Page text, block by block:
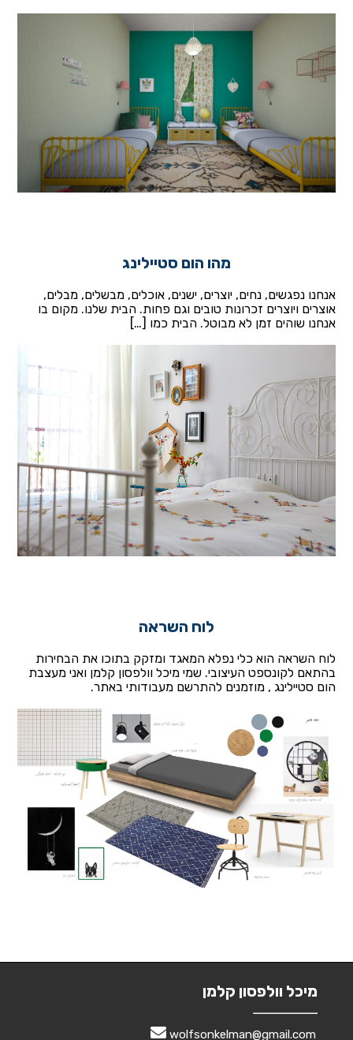
מהו הום סטיילינג
אנחנו נפגשים, נחים, יוצרים, ישנים, אוכלים, מבשלים, מבלים,
אוצרים ויוצרים זכרונות טובים וגם פחות. הבית שלנו. מקום בו
אנחנו שוהים זמן לא מבוטל. הבית כמו […]
לוח השראה
לוח השראה הוא כלי נפלא המאגד ומזקק בתוכו את הבחירות
בהתאם לקונספט העיצובי. שמי מיכל וולפסון קלמן ואני מעצבת
הום סטיילינג , מוזמנים להתרשם מעבודותי באתר.
מיכל וולפסון קלמן
wolfsonkelman@gmail.com